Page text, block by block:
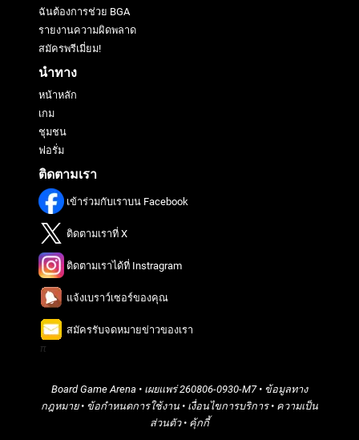
ฉันต้องการช่วย BGA
รายงานความผิดพลาด
สมัครพรีเมี่ยม!
นำทาง
หน้าหลัก
เกม
ชุมชน
ฟอรั่ม
ติดตามเรา
เข้าร่วมกับเราบน Facebook
ติดตามเราที่ X
ติดตามเราได้ที่ Instragram
แจ้งเบราว์เซอร์ของคุณ
สมัครรับจดหมายข่าวของเรา
Board Game Arena • เผยแพร่260806-0930-M7• ข้อมูลทาง
กฎหมาย• ข้อกำหนดการใช้งาน• เงื่อนไขการบริการ• ความเป็น
ส่วนตัว• คุ้กกี้
π